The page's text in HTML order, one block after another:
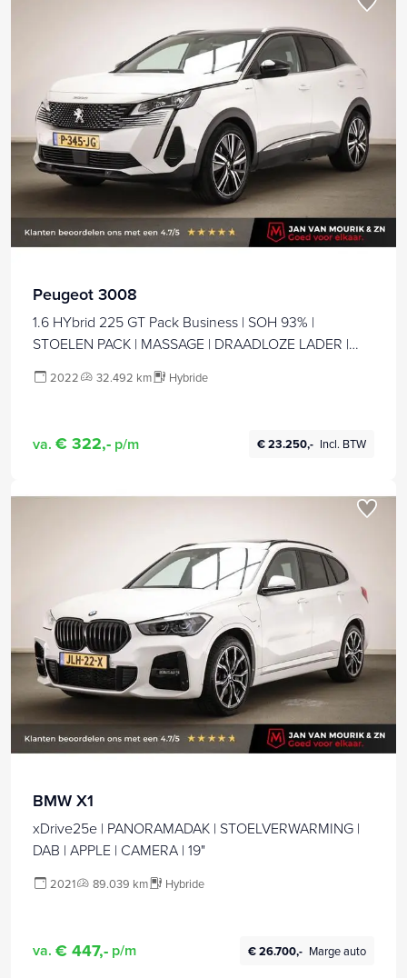
Peugeot 3008
1.6 HYbrid 225 GT Pack Business | SOH 93% |
STOELEN PACK | MASSAGE | DRAADLOZE LADER |
2022 32.492 km Hybride
va. € 322,- p/m € 23.250,- Incl. BTW
BMW X1
xDrive25e | PANORAMADAK | STOELVERWARMING |
DAB | APPLE | CAMERA | 19"
2021 89.039 km Hybride
va. € 447,- p/m € 26.700,- Marge auto